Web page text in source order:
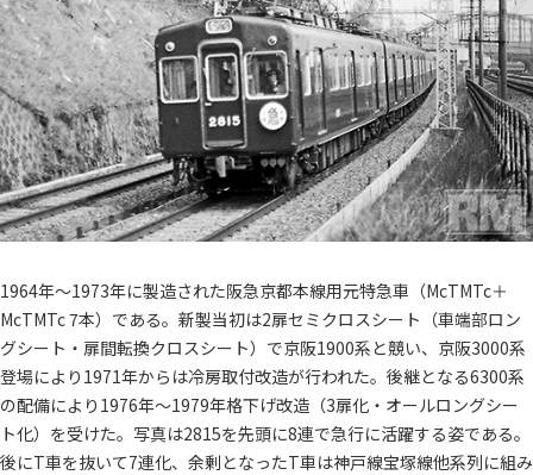
1964年～1973年に製造された阪急京都本線用元特急車（McTMTc＋
McTMTc 7本）である。新製当初は2扉セミクロスシート（車端部ロン
グシート・扉間転換クロスシート）で京阪1900系と競い、京阪3000系
登場により1971年からは冷房取付改造が行われた。後継となる6300系
の配備により1976年～1979年格下げ改造（3扉化・オールロングシー
ト化）を受けた。写真は2815を先頭に8連で急行に活躍する姿である。
後にT車を抜いて7連化、余剰となったT車は神戸線宝塚線他系列に組み